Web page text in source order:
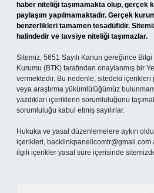
haber niteliği taşımamakta olup, gerçek
paylaşım yapılmamaktadır. Gerçek
benzerlikleri tamamen tesadüfidir.
halindedir ve tavsiye niteliği taşımazlar.
Sitemiz, 5651 Sayılı Kanun gereğince
Kurumu (BTK) tarafından onaylanmış bir
vermektedir. Bu nedenle, sitedeki içerikleri
veya araştırma yükümlülüğümüz
yazdıkları içeriklerin sorumluluğunu
sorumluluğu kabul etmiş sayılırlar.
Hukuka ve yasal düzenlemelere aykırı
içerikleri, backlinkpanelicomtr@gmail.com
ilgili içerikler yasal süre içerisinde